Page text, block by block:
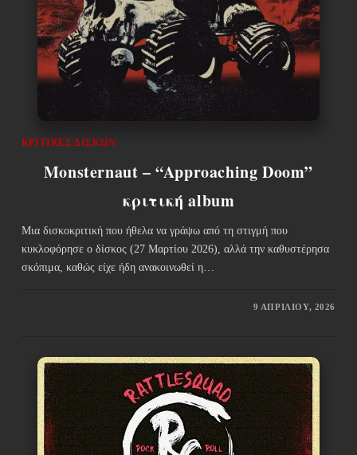
ΚΡΙΤΙΚΈΣ ΔΊΣΚΩΝ
Monsternaut – “Approaching Doom”
κριτική album
Μια δισκοκριτική που ήθελα να γράψω από τη στιγμή που
κυκλοφόρησε ο δίσκος (27 Μαρτίου 2026), αλλά την καθυστέρησα
σκόπιμα, καθώς είχε ήδη ανακοινωθεί η…
9 ΑΠΡΙΛΊΟΥ, 2026